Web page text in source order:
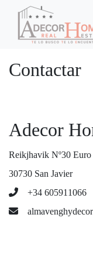
Contactar
Adecor
Reikjhavik Nº30 Euro
30730 San Javier
+34 605911066